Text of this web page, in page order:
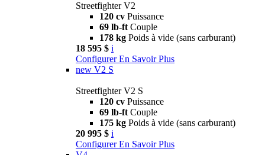
Streetfighter V2
120 cv Puissance
69 lb-ft Couple
178 kg Poids à vide (sans carburant)
18 595 $ i
Configurer En Savoir Plus
new V2 S
Streetfighter V2 S
120 cv Puissance
69 lb-ft Couple
175 kg Poids à vide (sans carburant)
20 995 $ i
Configurer En Savoir Plus